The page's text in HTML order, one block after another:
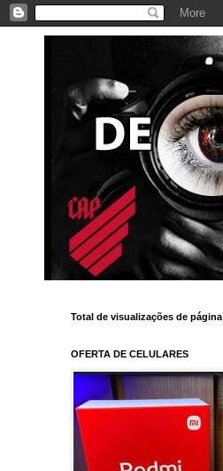
Total de visualizações de página
OFERTA DE CELULARES